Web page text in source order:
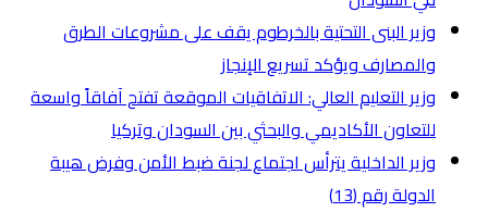
وزير البنى التحتية بالخرطوم يقف على مشروعات الطرق
والمصارف ويؤكد تسريع الإنجاز
وزير التعليم العالي: الاتفاقيات الموقعة تفتح آفاقاً واسعة
للتعاون الأكاديمي والبحثي بين السودان وتركيا
وزير الداخلية يترأس اجتماع لجنة ضبط الأمن وفرض هيبة
الدولة رقم (13)